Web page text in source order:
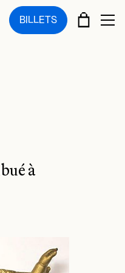
BILLETS PANIER
à